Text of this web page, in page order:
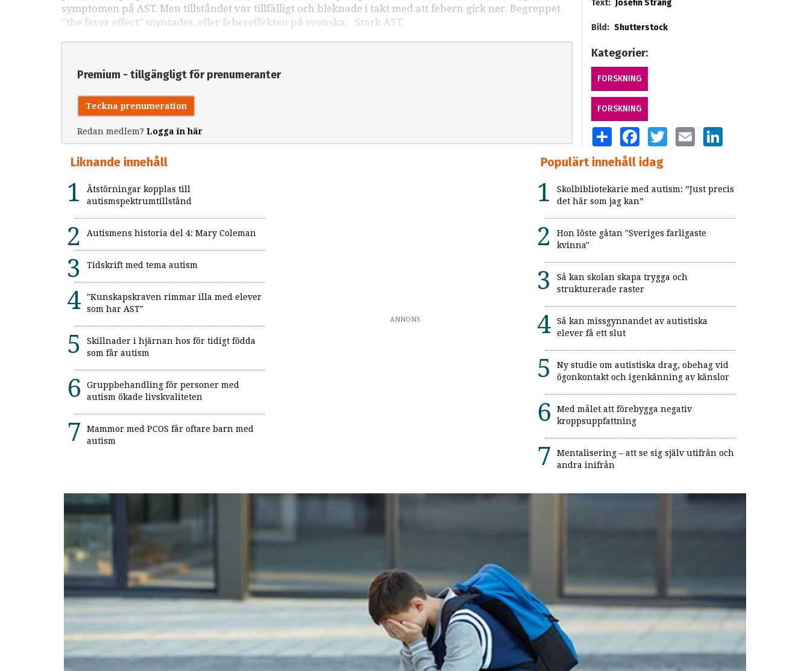
symptomen på AST. Men tillståndet var tillfälligt och bleknade i takt med att febern gick ner. Begreppet
”the fever effect” myntades, eller febereffekten på svenska. Stark AST,
Premium - tillgängligt för prenumeranter
Teckna prenumeration
Redan medlem? Logga in här
Text: Josefin Strang
Bild: Shutterstock
Kategorier:
FORSKNING
FORSKNING
SHARE FACEBOOKTWITTEREMAIL LINKEDIN
Liknande innehåll
Ätstörningar kopplas till
autismspektrumtillstånd
Autismens historia del 4: Mary Coleman
Tidskrift med tema autism
"Kunskapskraven rimmar illa med elever
som har AST"
Skillnader i hjärnan hos för tidigt födda
som får autism
Gruppbehandling för personer med
autism ökade livskvaliteten
Mammor med PCOS får oftare barn med
autism
ANNONS
Populärt innehåll idag
Skolbibliotekarie med autism: ”Just precis
det här som jag kan”
Hon löste gåtan "Sveriges farligaste
kvinna"
Så kan skolan skapa trygga och
strukturerade raster
Så kan missgynnandet av autistiska
elever få ett slut
Ny studie om autistiska drag, obehag vid
ögonkontakt och igenkänning av känslor
Med målet att förebygga negativ
kroppsuppfattning
Mentalisering – att se sig själv utifrån och
andra inifrån